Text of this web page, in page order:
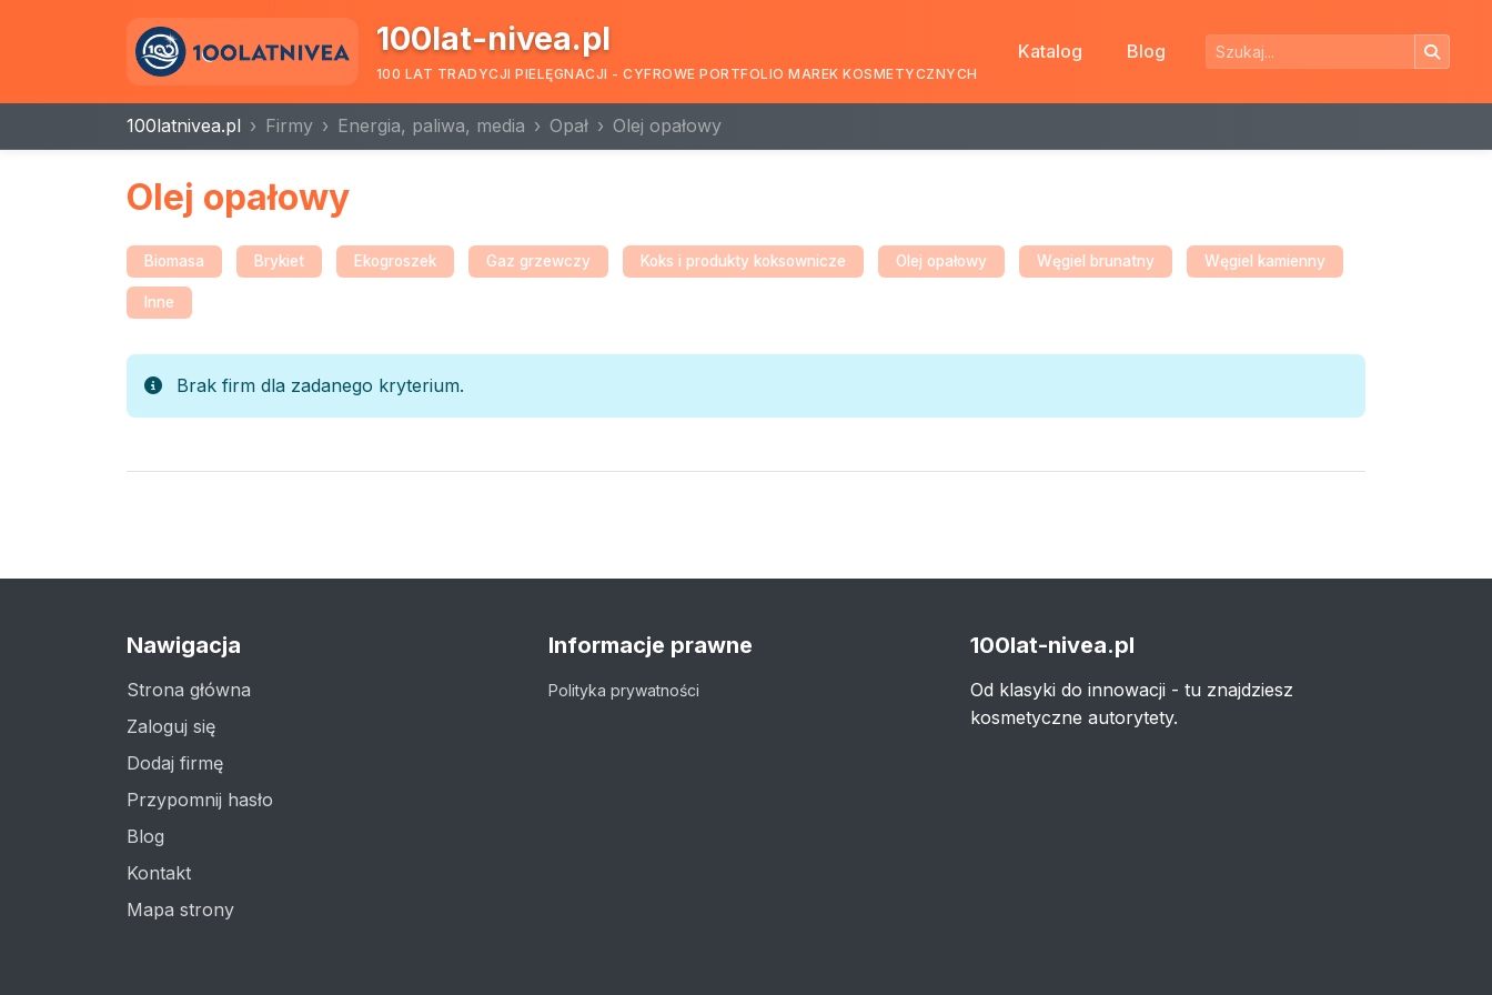
100lat-nivea.pl
100 LAT TRADYCJI PIELĘGNACJI - CYFROWE PORTFOLIO MAREK KOSMETYCZNYCH
Katalog Blog
100latnivea.pl Firmy Energia, paliwa, media Opał Olej opałowy
Olej opałowy
Biomasa Brykiet Ekogroszek Gaz grzewczy Koks i produkty koksownicze Olej opałowy Węgiel brunatny Węgiel kamienny
Inne
Brak firm dla zadanego kryterium.
Nawigacja
Strona główna
Zaloguj się
Dodaj firmę
Przypomnij hasło
Blog
Kontakt
Mapa strony
Informacje prawne
Polityka prywatności
100lat-nivea.pl
Od klasyki do innowacji - tu znajdziesz
kosmetyczne autorytety.